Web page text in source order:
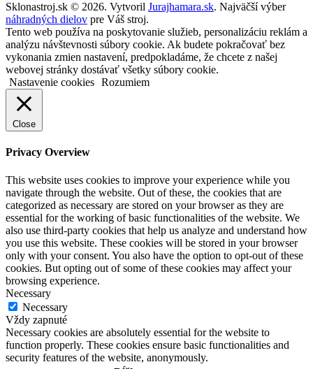
Sklonastroj.sk © 2026. Vytvoril Jurajhamara.sk. Najväčší výber
náhradných dielov pre Váš stroj.
Tento web používa na poskytovanie služieb, personalizáciu reklám a
analýzu návštevnosti súbory cookie. Ak budete pokračovať bez
vykonania zmien nastavení, predpokladáme, že chcete z našej
webovej stránky dostávať všetky súbory cookie.
Nastavenie cookies Rozumiem
Close
Privacy Overview
This website uses cookies to improve your experience while you
navigate through the website. Out of these, the cookies that are
categorized as necessary are stored on your browser as they are
essential for the working of basic functionalities of the website. We
also use third-party cookies that help us analyze and understand how
you use this website. These cookies will be stored in your browser
only with your consent. You also have the option to opt-out of these
cookies. But opting out of some of these cookies may affect your
browsing experience.
Necessary
Necessary
Vždy zapnuté
Necessary cookies are absolutely essential for the website to
function properly. These cookies ensure basic functionalities and
security features of the website, anonymously.